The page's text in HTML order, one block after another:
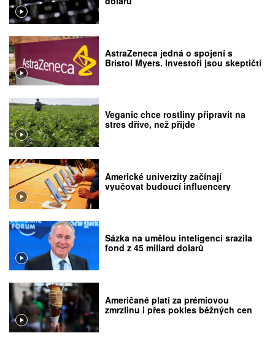
AstraZeneca jedná o spojení s
Bristol Myers. Investoři jsou skeptičtí
Veganic chce rostliny připravit na
stres dříve, než přijde
Americké univerzity začínají
vyučovat budoucí influencery
Sázka na umělou inteligenci srazila
fond z 45 miliard dolarů
Američané platí za prémiovou
zmrzlinu i přes pokles běžných cen